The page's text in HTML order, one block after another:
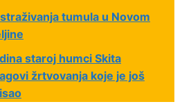
tumula u Novom
staroj humci Skita
žrtvovanja koje je još